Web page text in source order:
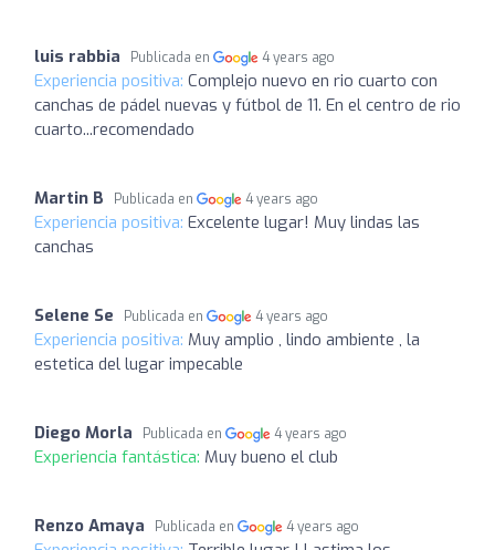
luis rabbia Publicada en 4 years ago
Experiencia positiva: Complejo nuevo en rio cuarto con
canchas de pádel nuevas y fútbol de 11. En el centro de rio
cuarto...recomendado
Martin B Publicada en 4 years ago
Experiencia positiva: Excelente lugar! Muy lindas las
canchas
Selene Se Publicada en 4 years ago
Experiencia positiva: Muy amplio , lindo ambiente , la
estetica del lugar impecable
Diego Morla Publicada en 4 years ago
Experiencia fantástica: Muy bueno el club
Renzo Amaya Publicada en 4 years ago